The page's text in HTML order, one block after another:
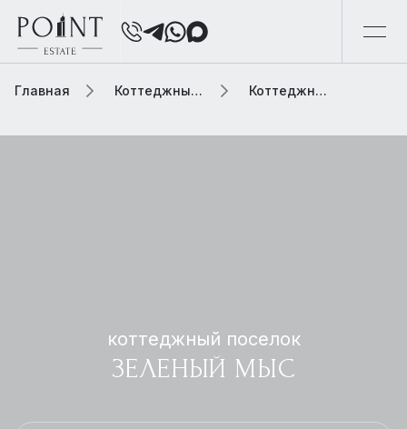
Главная Коттеджный поселок Коттеджный поселок зеленый мыс
коттеджный поселок
ЗЕЛЕНЫЙ МЫС